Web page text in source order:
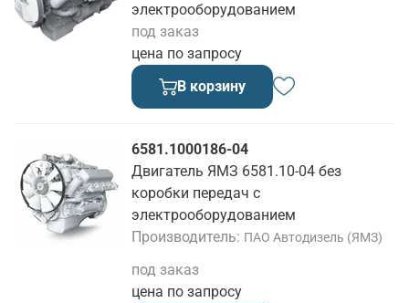
электрооборудованием
цена по запросу
под заказ
В корзину
6581.1000186-04
Двигатель ЯМЗ 6581.10-04 без
коробки передач с
электрооборудованием
Производитель
ПАО Автодизель (ЯМЗ)
цена по запросу
под заказ